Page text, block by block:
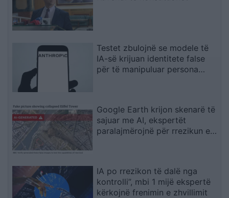
Testet zbulojnë se modele të
IA-së krijuan identitete false
për të manipuluar persona
Google Earth krijon skenarë të
sajuar me AI, ekspertët
paralajmërojnë për rrezikun e
IA po rrezikon të dalë nga
kontrolli”, mbi 1 mijë ekspertë
kërkojnë frenimin e zhvillimit